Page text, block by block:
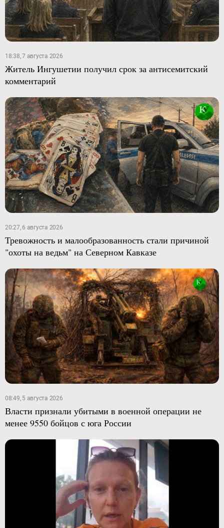
18:38, 7 августа 2026
Житель Ингушетии получил срок за антисемитский
комментарий
20:27, 6 августа 2026
Тревожность и малообразованность стали причиной
"охоты на ведьм" на Северном Кавказе
08:49, 5 августа 2026
Власти признали убитыми в военной операции не
менее 9550 бойцов с юга России